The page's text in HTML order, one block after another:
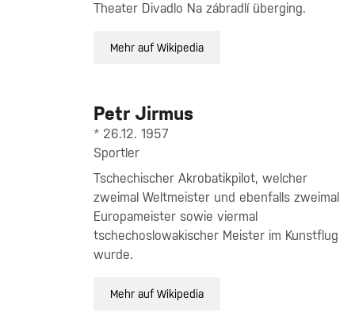
Theater Divadlo Na zábradlí überging.
Mehr auf Wikipedia
Petr Jirmus
* 26.12. 1957
Sportler
Tschechischer Akrobatikpilot, welcher
zweimal Weltmeister und ebenfalls zweimal
Europameister sowie viermal
tschechoslowakischer Meister im Kunstflug
wurde.
Mehr auf Wikipedia